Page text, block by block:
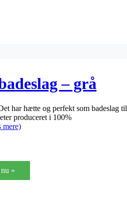
– grå
har hætte og perfekt som badeslag til
produceret i 100%
»